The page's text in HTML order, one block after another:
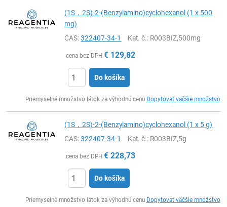
(1S，2S)-2-(Benzylamino)cyclohexanol (1 x 500
mg)
CAS:322407-34-1 Kat. č.: R003BIZ,500mg
cena bez DPH € 129,82
Do košíka
Priemyselné množstvo látok za výhodnú cenu Dopytovať väčšie množstvo
(1S，2S)-2-(Benzylamino)cyclohexanol (1 x 5 g)
CAS:322407-34-1 Kat. č.: R003BIZ,5g
cena bez DPH € 228,73
Do košíka
Priemyselné množstvo látok za výhodnú cenu Dopytovať väčšie množstvo